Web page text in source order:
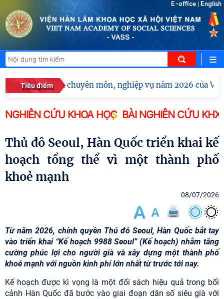
E-office English
Tiêu điểm
nghị tập huấn chuyên môn, nghiệp vụ năm 2026 của Viện
NGHIÊN CỨU KHOA HỌC BÀI NGHIÊN CỨU
Thủ đô Seoul, Hàn Quốc triển khai kế
hoạch tổng thể vì một thành phố
khoẻ mạnh
08/07/2026
Từ năm 2026, chính quyền Thủ đô Seoul, Hàn Quốc bắt tay
vào triển khai “Kế hoạch 9988 Seoul” (Kế hoạch) nhằm tăng
cường phúc lợi cho người già và xây dựng một thành phố
khoẻ mạnh với nguồn kinh phí lớn nhất từ trước tới nay.
Kế hoạch được kì vọng là một đối sách hiệu quả trong bối
cảnh Hàn Quốc đã bước vào giai đoạn dân số siêu già với